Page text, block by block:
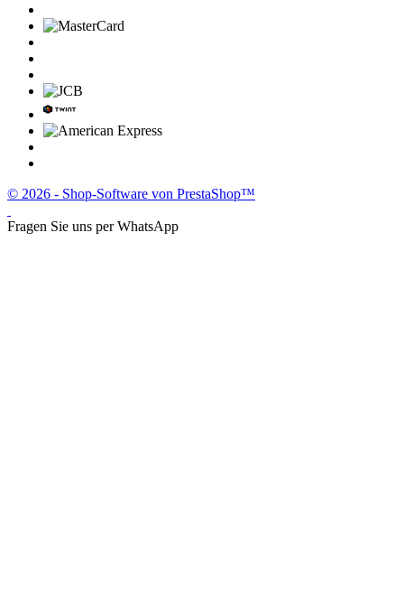
© 2026 - Shop-Software von PrestaShop™
Fragen Sie uns per WhatsApp